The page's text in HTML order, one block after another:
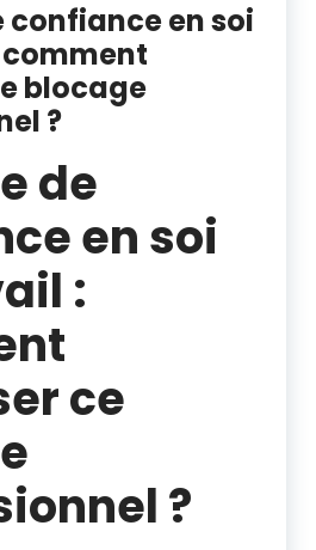
confiance en soi
blocage
?
de
en soi
:
ce
?